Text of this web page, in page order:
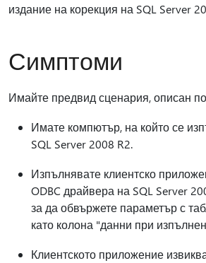
издание на корекция на SQL Server
Симптоми
Имайте предвид сценария, описан
Имате компютър, на който се
SQL Server 2008 R2.
Изпълнявате клиентско
ODBC драйвера на SQL Server
за да обвържете параметър с
като колона "данни при
Клиентското приложение